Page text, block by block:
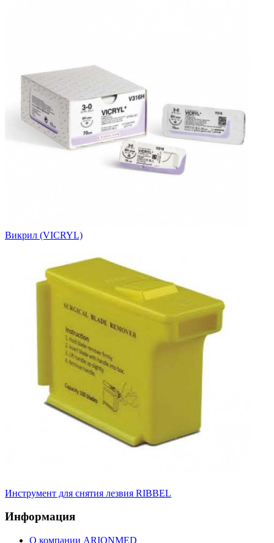
Викрил (VICRYL)
Инструмент для снятия лезвия RIBBEL
Информация
О компании ARIONMED